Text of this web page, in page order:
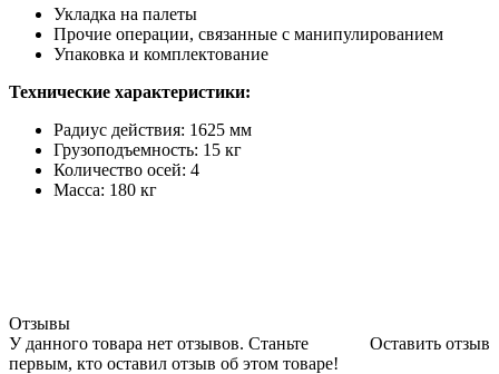
Укладка на палеты
Прочие операции, связанные с манипулированием
Упаковка и комплектование
Технические характеристики:
Радиус действия: 1625 мм
Грузоподъемность: 15 кг
Количество осей: 4
Масса: 180 кг
Отзывы
Оставить отзыв
У данного товара нет отзывов. Станьте
первым, кто оставил отзыв об этом товаре!